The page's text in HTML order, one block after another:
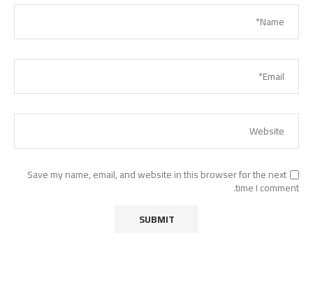
Save my name, email, and website in this browser for the next
time I comment.